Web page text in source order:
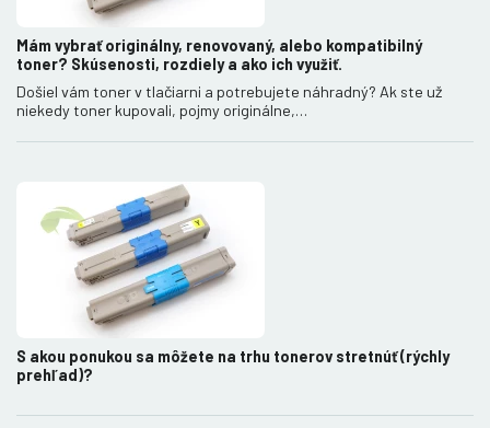
Mám vybrať originálny, renovovaný, alebo kompatibilný
toner? Skúsenosti, rozdiely a ako ich využiť.
Došiel vám toner v tlačiarni a potrebujete náhradný? Ak ste už
niekedy toner kupovali, pojmy originálne,…
S akou ponukou sa môžete na trhu tonerov stretnúť (rýchly
prehľad)?